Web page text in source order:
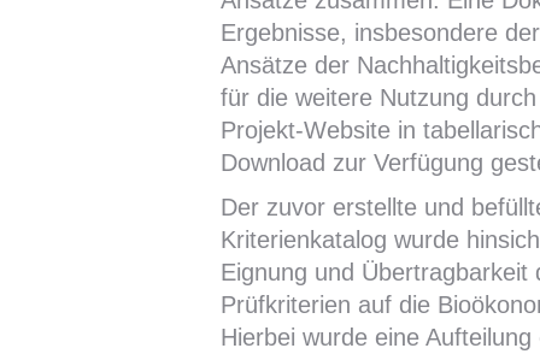
Ergebnisse, insbesondere
Ansätze der
für die weitere Nutzung
Projekt-Website in
Download zur Verfügung
Der zuvor erstellte und
Kriterienkatalog wurde
Eignung und Übertragbarkeit
Prüfkriterien auf die
Hierbei wurde eine